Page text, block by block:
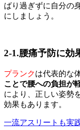
ばり過ぎずに自分の
にしましょう。
2-1.腰痛予防に効
プランクは代表的な
ことで腰への負担が
により、正しい姿勢
効果もあります。
一流アスリートも実